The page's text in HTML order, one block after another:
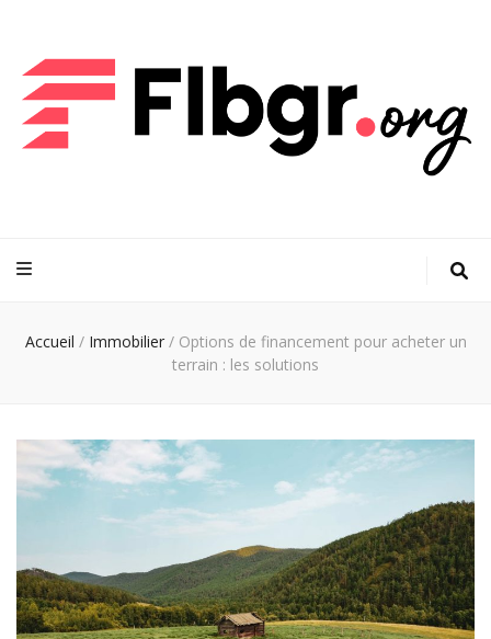
Accueil / Immobilier / Options de financement pour acheter un
terrain : les solutions